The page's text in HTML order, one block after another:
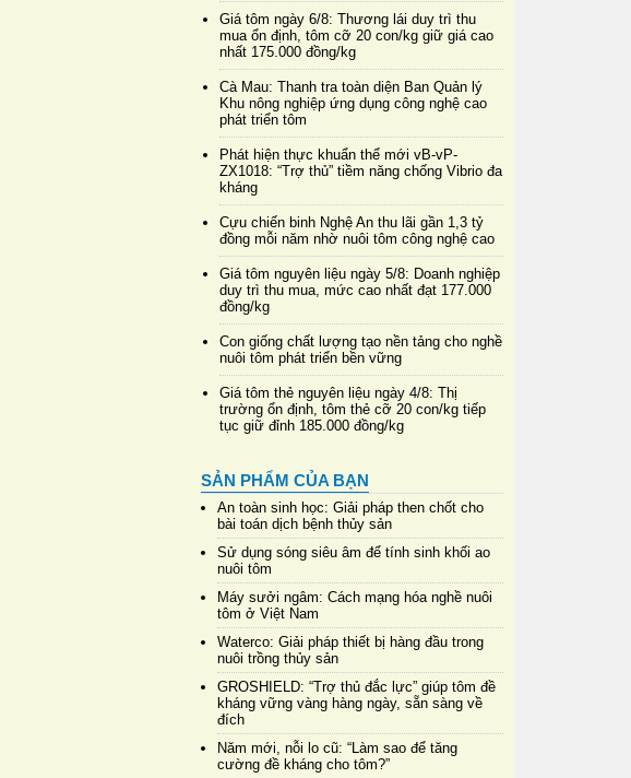
Giá tôm ngày 6/8: Thương lái duy trì thu
mua ổn định, tôm cỡ 20 con/kg giữ giá cao
nhất 175.000 đồng/kg
Cà Mau: Thanh tra toàn diện Ban Quản lý
Khu nông nghiệp ứng dụng công nghệ cao
phát triển tôm
Phát hiện thực khuẩn thể mới vB-vP-
ZX1018: “Trợ thủ” tiềm năng chống Vibrio đa
kháng
Cựu chiến binh Nghệ An thu lãi gần 1,3 tỷ
đồng mỗi năm nhờ nuôi tôm công nghệ cao
Giá tôm nguyên liệu ngày 5/8: Doanh nghiệp
duy trì thu mua, mức cao nhất đạt 177.000
đồng/kg
Con giống chất lượng tạo nền tảng cho nghề
nuôi tôm phát triển bền vững
Giá tôm thẻ nguyên liệu ngày 4/8: Thị
trường ổn định, tôm thẻ cỡ 20 con/kg tiếp
tục giữ đỉnh 185.000 đồng/kg
SẢN PHẨM CỦA BẠN
An toàn sinh học: Giải pháp then chốt cho
bài toán dịch bệnh thủy sản
Sử dụng sóng siêu âm để tính sinh khối ao
nuôi tôm
Máy sưởi ngâm: Cách mạng hóa nghề nuôi
tôm ở Việt Nam
Waterco: Giải pháp thiết bị hàng đầu trong
nuôi trồng thủy sản
GROSHIELD: “Trợ thủ đắc lực” giúp tôm đề
kháng vững vàng hàng ngày, sẵn sàng về
đích
Năm mới, nỗi lo cũ: “Làm sao để tăng
cường đề kháng cho tôm?”